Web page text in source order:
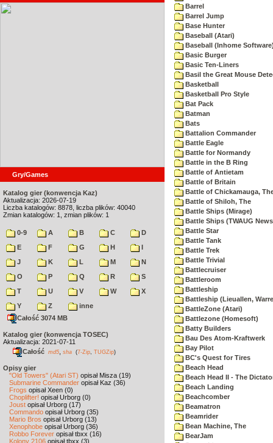
Gry/Games
Katalog gier (konwencja Kaz)
Aktualizacja: 2026-07-19
Liczba katalogów: 8878, liczba plików: 40040
Zmian katalogów: 1, zmian plików: 1
0-9 A B C
D
E
F G H
I
J
K L M
N
O
P Q R
S
T
U V W
X
Y
Z
inne
Całość 3074 MB
Katalog gier (konwencja TOSEC)
Aktualizacja: 2021-07-11
Całość md5 sha (7-Zip TUGZip)
Opisy gier
"Old Towers" (Atari ST) opisał Misza (19)
Submarine Commander opisał Kaz (36)
Frogs opisał Xeen (0)
Choplifter! opisał Urborg (0)
Joust opisał Urborg (17)
Commando opisał Urborg (35)
Mario Bros opisał Urborg (13)
Xenophobe opisał Urborg (36)
Robbo Forever opisał tbxx (16)
Kolony 2106 opisał tbxx (3)
Barrel
Barrel Jump
Base Hunter
Baseball (Atari)
Baseball (Inhome
Basic Burger
Basic Ten-Liners
Basil the Great Mouse
Basketball
Basketball Pro Style
Bat Pack
Batman
Bats
Battalion Commander
Battle Eagle
Battle for Normandy
Battle in the B Ring
Battle of Antietam
Battle of Britain
Battle of Chickamauga,
Battle of Shiloh, The
Battle Ships (Mirage)
Battle Ships (TWAUG
Battle Star
Battle Tank
Battle Trek
Battle Trivial
Battlecruiser
Battleroom
Battleship
Battleship (Lieuallen,
BattleZone (Atari)
Battlezone (Homesoft)
Batty Builders
Bau Des Atom-Kraftwerk
Bay Pilot
BC's Quest for Tires
Beach Head
Beach Head II - The
Beach Landing
Beachcomber
Beamatron
Beamrider
Bean Machine, The
BearJam